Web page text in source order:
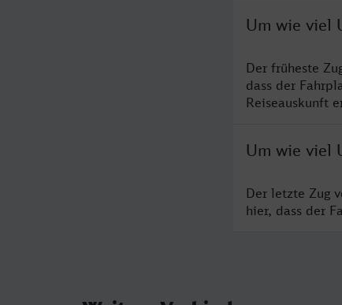
Um wie viel
Der früheste
dass der
Reiseauskunft
Um wie viel
Der letzte Zug
hier, dass der